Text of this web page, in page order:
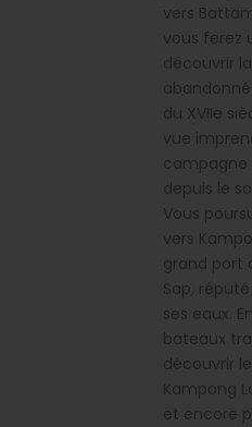
vers
vous ferez
découvrir
du XVIIe
vue
campagne
depuis le
Vous
vers
grand port
Sap,
ses eaux.
bateaux
découvrir
Kampong
et encore